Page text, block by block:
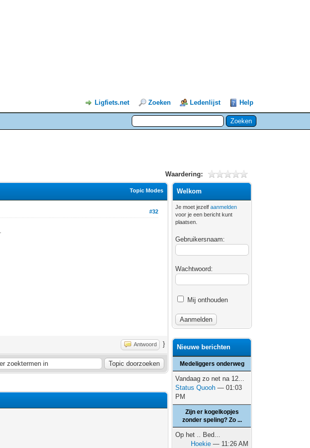
Ligfiets.net Zoeken Ledenlijst Help
Waardering:
Topic Modes
#32
Antwoord }
Welkom
Je moet jezelfaanmelden
voor je een bericht kunt
plaatsen.
Gebruikersnaam:
Wachtwoord:
Mij onthouden
Nieuwe berichten
Medeliggers onderweg
Vandaag zo net na 12...
Status Quooh — 01:03
PM
Zijn er kogelkopjes
zonder speling? Zo ...
Op het .. Bed...
Hoekie — 11:26 AM